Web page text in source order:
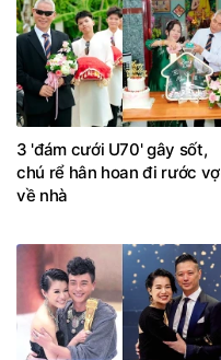
3 'đám cưới U70' gây sốt,
chú rể hân hoan đi rước vợ
về nhà